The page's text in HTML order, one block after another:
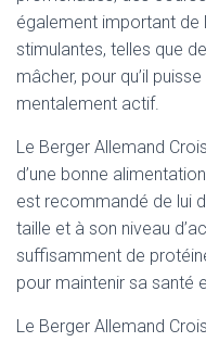
également important de
stimulantes, telles que
mâcher, pour qu’il
mentalement actif.
Le Berger Allemand
d’une bonne
est recommandé de lui
taille et à son niveau
suffisamment de
pour maintenir sa santé
Le Berger Allemand